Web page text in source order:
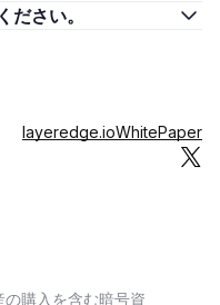
ださい。
layeredge.ioWhitePaper
購入を含む暗号資